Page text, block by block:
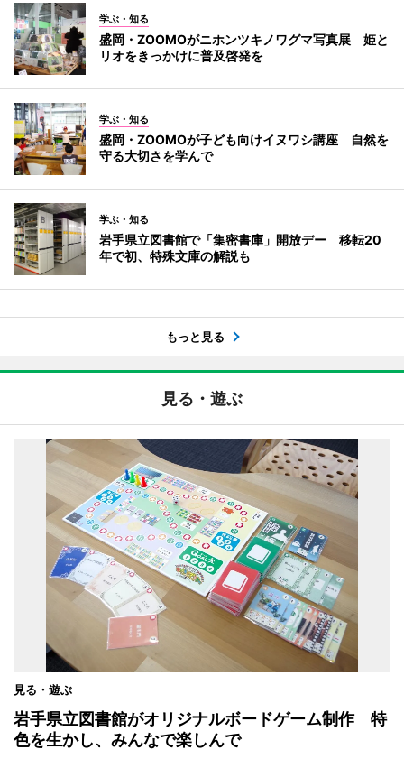
学ぶ・知る
盛岡・ZOOMOがニホンツキノワグマ写真展 姫と
リオをきっかけに普及啓発を
学ぶ・知る
盛岡・ZOOMOが子ども向けイヌワシ講座 自然を
守る大切さを学んで
学ぶ・知る
岩手県立図書館で「集密書庫」開放デー 移転20
年で初、特殊文庫の解説も
もっと見る
見る・遊ぶ
見る・遊ぶ
岩手県立図書館がオリジナルボードゲーム制作 特
色を生かし、みんなで楽しんで